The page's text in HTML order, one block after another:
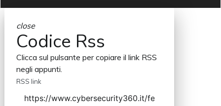
close
Codice Rss
Clicca sul pulsante per copiare il link RSS
negli appunti.
RSS link